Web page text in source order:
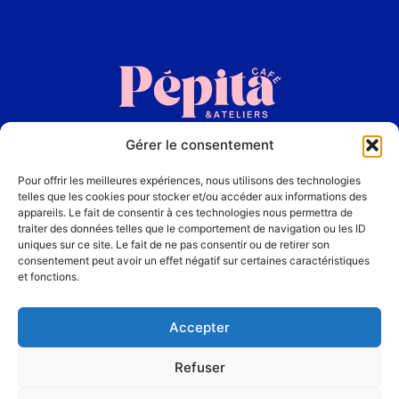
Gérer le consentement
Pour offrir les meilleures expériences, nous utilisons des technologies
telles que les cookies pour stocker et/ou accéder aux informations des
appareils. Le fait de consentir à ces technologies nous permettra de
traiter des données telles que le comportement de navigation ou les ID
uniques sur ce site. Le fait de ne pas consentir ou de retirer son
consentement peut avoir un effet négatif sur certaines caractéristiques
et fonctions.
Accepter
Refuser
Accueil
La Carte
Les Ateliers
Contact